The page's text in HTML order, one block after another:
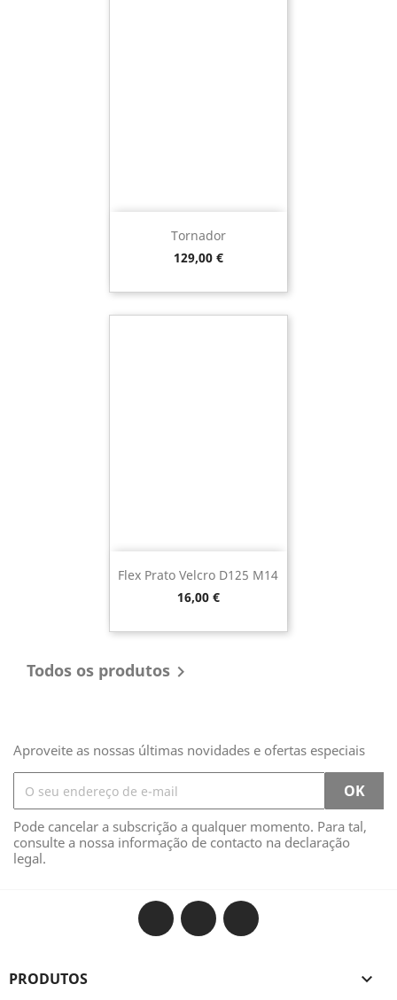
Tornador
Preço
129,00 €
Flex Prato Velcro D125 M14
Preço
16,00 €
Todos os produtos 
Aproveite as nossas últimas novidades e ofertas especiais
Pode cancelar a subscrição a qualquer momento. Para tal,
consulte a nossa informação de contacto na declaração
legal.
FacebookTwitter
PRODUTOS 